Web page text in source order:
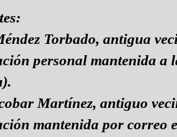
Torbado, antigua
personal mantenida a
Martínez, antiguo
mantenida por correo